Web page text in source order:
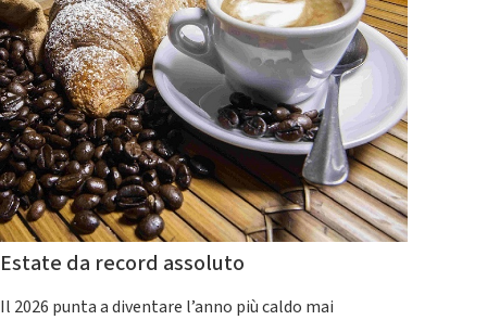
Estate da record assoluto
Il 2026 punta a diventare l’anno più caldo mai